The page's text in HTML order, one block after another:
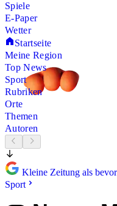
Spiele
E-Paper
Wetter
Startseite
Meine Region
Top News
Sport
Rubriken
Orte
Themen
Autoren
Kleine Zeitung als
Sport